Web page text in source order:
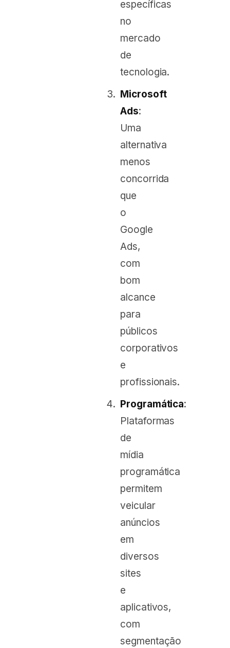
específicas
no
mercado
de
tecnologia.
Microsoft
Ads:
Uma
alternativa
menos
concorrida
que
o
Google
Ads,
com
bom
alcance
para
públicos
corporativos
e
profissionais.
Programática:
Plataformas
de
mídia
programática
permitem
veicular
anúncios
em
diversos
sites
e
aplicativos,
com
segmentação